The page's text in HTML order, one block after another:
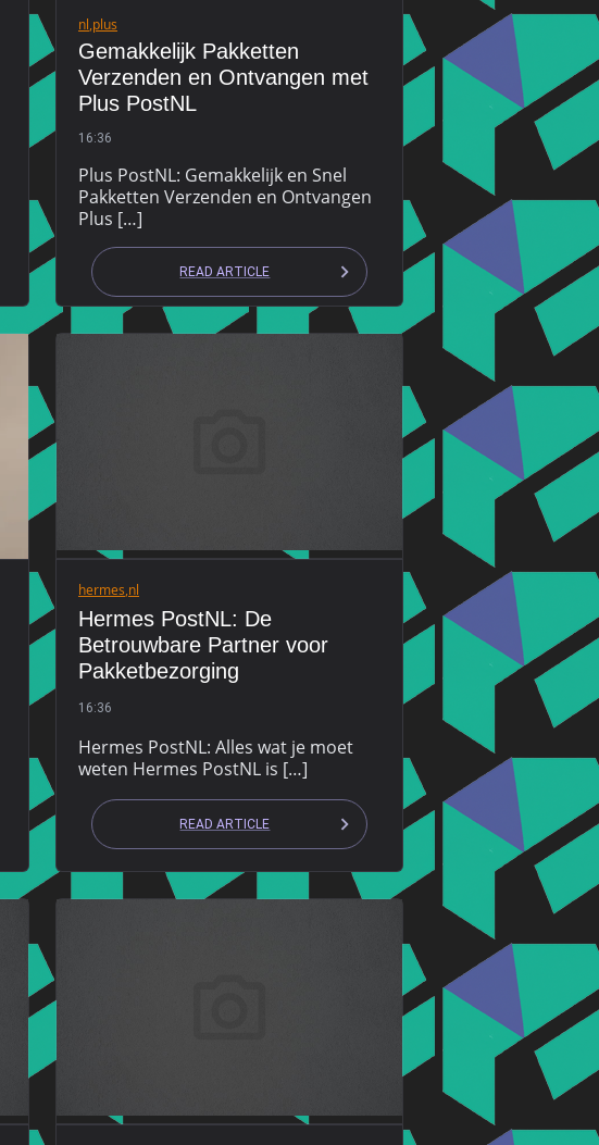
nl,plus
Gemakkelijk Pakketten
Verzenden en Ontvangen met
Plus PostNL
16:36
Plus PostNL: Gemakkelijk en Snel
Pakketten Verzenden en Ontvangen
Plus […]
READ ARTICLE
hermes,nl
Hermes PostNL: De
Betrouwbare Partner voor
Pakketbezorging
16:36
Hermes PostNL: Alles wat je moet
weten Hermes PostNL is […]
READ ARTICLE